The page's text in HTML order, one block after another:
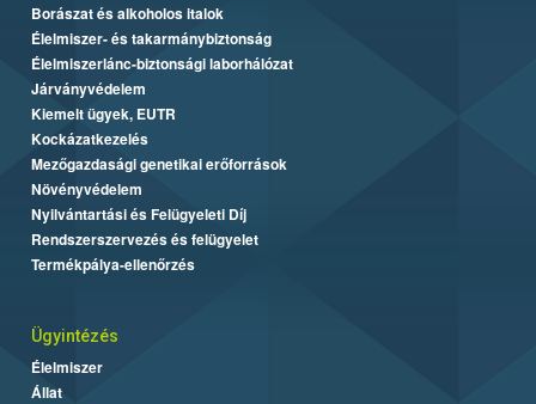
Borászat és alkoholos italok
Élelmiszer- és takarmánybiztonság
Élelmiszerlánc-biztonsági laborhálózat
Járványvédelem
Kiemelt ügyek, EUTR
Kockázatkezelés
Mezőgazdasági genetikai erőforrások
Növényvédelem
Nyilvántartási és Felügyeleti Díj
Rendszerszervezés és felügyelet
Termékpálya-ellenőrzés
Ügyintézés
Élelmiszer
Állat